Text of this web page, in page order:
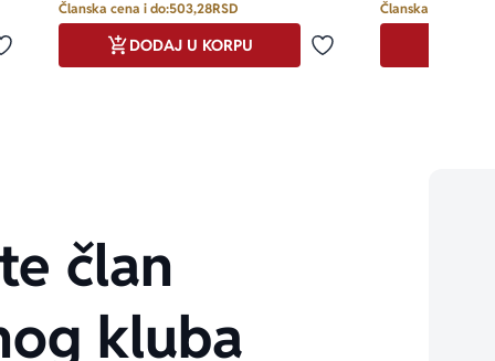
Dodaj u omiljene
Članska cena i do:503,28RSD
Dodaj u omiljene
DODAJ U KORPU
Članska cena i do:
član
kluba